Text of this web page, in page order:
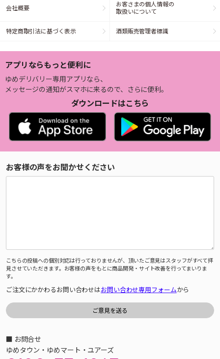
会社概要
お客さまの個人情報の
取扱いについて
特定商取引法に基づく表示 酒類販売管理者標識
アプリならもっと便利に
ゆめデリバリー専用アプリなら、
メッセージの通知がスマホに来るので、さらに便利。
ダウンロードはこちら
お客様の声をお聞かせください
こちらの投稿への個別対応は行っておりませんが、頂いたご意見はスタッフがすべて拝
見させていただきます。お客様の声をもとに商品開発・サイト改善を行ってまいりま
す。
ご注文にかかわるお問い合わせはお問い合わせ専用フォームから
■ お問合せ
ゆめタウン・ゆめマート・ユアーズ